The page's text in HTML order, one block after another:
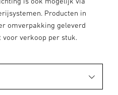
Producten in
omverpakking geleverd
verkoop per stuk.